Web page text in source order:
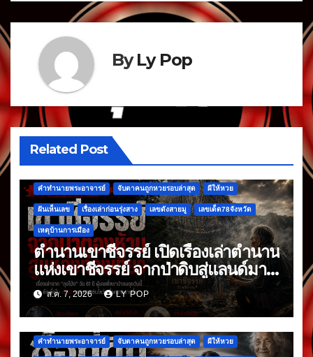
ByLy Pop
Related Post
คำทำนายพระอาจารย์ จับตาคนถูกหวยรอบล่าสุด ผีให้หวย
ฝันเห็นเลข เรื่องเล่าก่อนรุ่งสาง เลขดังสายมู เลขเด็ด78จังหวัด
เหตุบ้านการเมือง
ตำนานเขาชีจรรย์ เปิดเรื่องเล่าตำนาน
แห่งเขาชีจรรย์ จากป่าดิบสู่แลนด์มาร์
กดัง
ส.ค. 7, 2026 LY POP
คำทำนายพระอาจารย์ จับตาคนถูกหวยรอบล่าสุด ผีให้หวย